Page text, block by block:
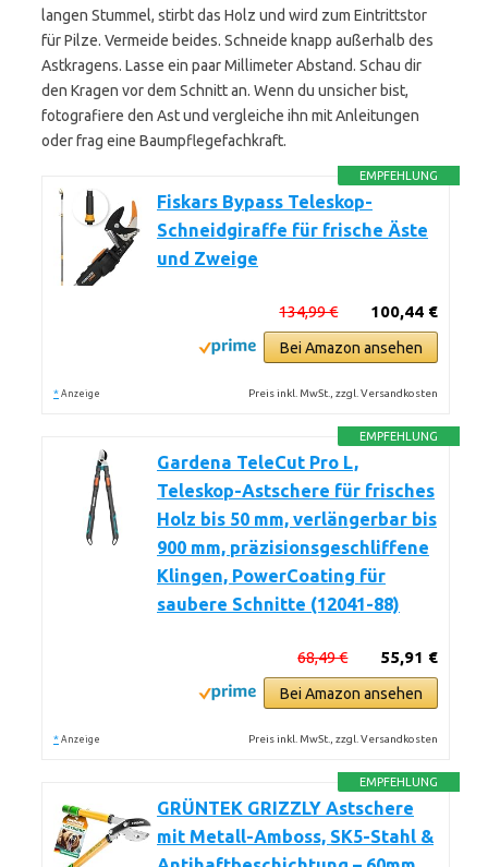
langen Stummel, stirbt das Holz und wird zum Eintrittstor
für Pilze. Vermeide beides. Schneide knapp außerhalb des
Astkragens. Lasse ein paar Millimeter Abstand. Schau dir
den Kragen vor dem Schnitt an. Wenn du unsicher bist,
fotografiere den Ast und vergleiche ihn mit Anleitungen
oder frag eine Baumpflegefachkraft.
EMPFEHLUNG
Fiskars Bypass Teleskop-
Schneidgiraffe für frische Äste
und Zweige
100,44 €
134,99 €
Bei Amazon ansehen
* Anzeige Preis inkl. MwSt., zzgl. Versandkosten
EMPFEHLUNG
Gardena TeleCut Pro L,
Teleskop-Astschere für frisches
Holz bis 50 mm, verlängerbar bis
900 mm, präzisionsgeschliffene
Klingen, PowerCoating für
saubere Schnitte (12041-88)
55,91 €
68,49 €
Bei Amazon ansehen
* Anzeige Preis inkl. MwSt., zzgl. Versandkosten
EMPFEHLUNG
GRÜNTEK GRIZZLY Astschere
mit Metall-Amboss, SK5-Stahl &